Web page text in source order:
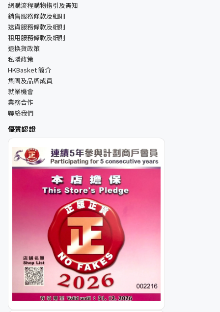
網購流程購物指引及需知
銷售服務條款及細則
送貨服務條款及細則
租用服務條款及細則
退換貨政策
私隱政策
HKBasket 簡介
集團及品牌成員
就業機會
業務合作
聯絡我們
優質認證